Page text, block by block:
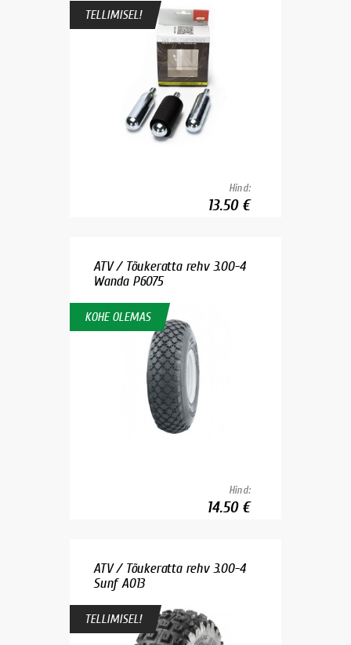
TELLIMISEL!
Hind:
13.50 €
ATV / Tõukeratta rehv 3.00-4
Wanda P6075
KOHE OLEMAS
Hind:
14.50 €
ATV / Tõukeratta rehv 3.00-4
Sunf A013
TELLIMISEL!